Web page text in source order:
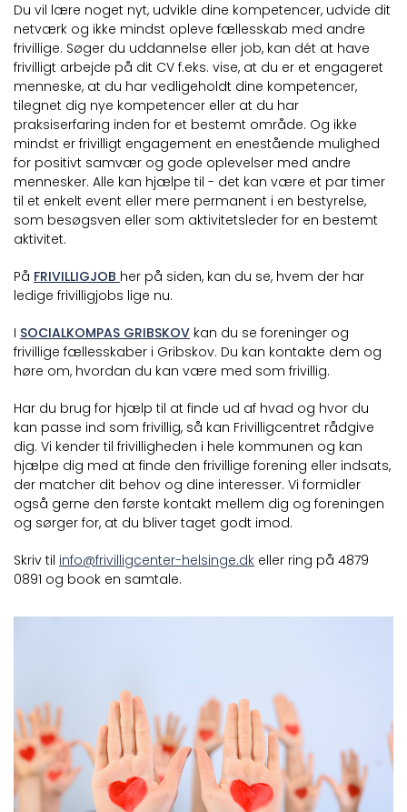
Du vil lære noget nyt, udvikle dine kompetencer, udvide dit
netværk og ikke mindst opleve fællesskab med andre
frivillige. Søger du uddannelse eller job, kan dét at have
frivilligt arbejde på dit CV f.eks. vise, at du er et engageret
menneske, at du har vedligeholdt dine kompetencer,
tilegnet dig nye kompetencer eller at du har
praksiserfaring inden for et bestemt område. Og ikke
mindst er frivilligt engagement en enestående mulighed
for positivt samvær og gode oplevelser med andre
mennesker. Alle kan hjælpe til - det kan være et par timer
til et enkelt event eller mere permanent i en bestyrelse,
som besøgsven eller som aktivitetsleder for en bestemt
aktivitet.
På FRIVILLIGJOB her på siden, kan du se, hvem der har
ledige frivilligjobs lige nu.
I SOCIALKOMPAS GRIBSKOV kan du se foreninger og
frivillige fællesskaber i Gribskov. Du kan kontakte dem og
høre om, hvordan du kan være med som frivillig.
Har du brug for hjælp til at finde ud af hvad og hvor du
kan passe ind som frivillig, så kan Frivilligcentret rådgive
dig. Vi kender til frivilligheden i hele kommunen og kan
hjælpe dig med at finde den frivillige forening eller indsats,
der matcher dit behov og dine interesser. Vi formidler
også gerne den første kontakt mellem dig og foreningen
og sørger for, at du bliver taget godt imod.
Skriv til info@frivilligcenter-helsinge.dk eller ring på 4879
0891 og book en samtale.